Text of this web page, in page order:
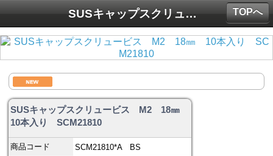
SUSキャップスクリュービス M2 18㎜ 10本入り SCM21810
SUSキャップスクリュービス M2 18㎜
10本入り SCM21810
商品コード SCM21810*A BS
TOPへ